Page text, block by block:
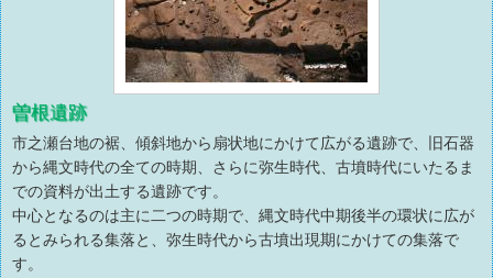
曽根遺跡
市之瀬台地の裾、傾斜地から扇状地にかけて広がる遺跡で、旧石器
から縄文時代の全ての時期、さらに弥生時代、古墳時代にいたるま
での資料が出土する遺跡です。
中心となるのは主に二つの時期で、縄文時代中期後半の環状に広が
るとみられる集落と、弥生時代から古墳出現期にかけての集落で
す。